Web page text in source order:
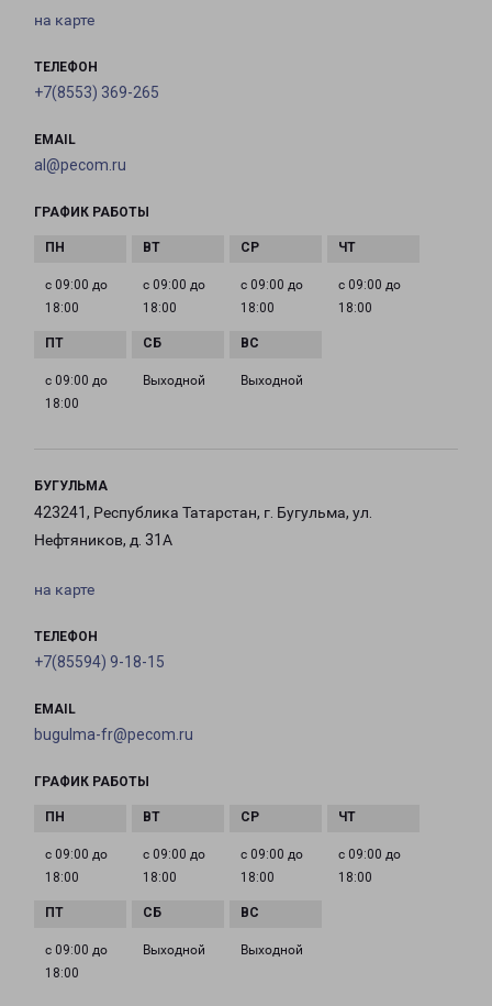
на карте
ТЕЛЕФОН
+7(8553) 369-265
EMAIL
al@pecom.ru
ГРАФИК РАБОТЫ
с 09:00 до
18:00
с 09:00 до
18:00
с 09:00 до
18:00
с 09:00 до
18:00
с 09:00 до
18:00
Выходной Выходной
БУГУЛЬМА
423241, Республика Татарстан, г. Бугульма, ул.
Нефтяников, д. 31А
на карте
ТЕЛЕФОН
+7(85594) 9-18-15
EMAIL
bugulma-fr@pecom.ru
ГРАФИК РАБОТЫ
с 09:00 до
18:00
с 09:00 до
18:00
с 09:00 до
18:00
с 09:00 до
18:00
с 09:00 до
18:00
Выходной Выходной